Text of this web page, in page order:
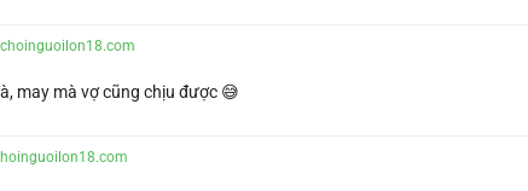
may mà vợ cũng chịu được 😅